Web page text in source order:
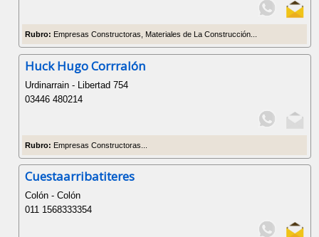
Rubro: Empresas Constructoras, Materiales de La Construcción...
Huck Hugo Corrralón
Urdinarrain - Libertad 754
03446 480214
Rubro: Empresas Constructoras...
Cuestaarribatiteres
Colón - Colón
011 1568333354